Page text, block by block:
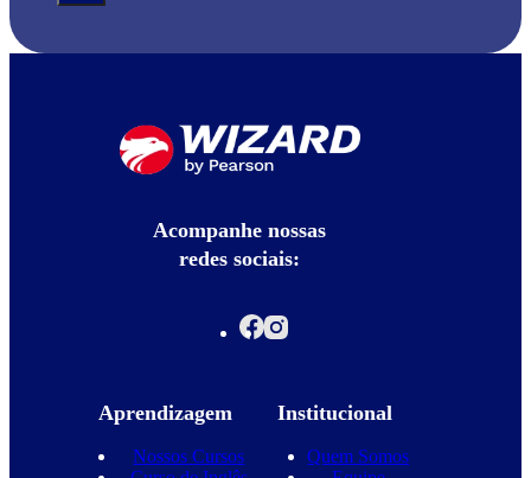
Acompanhe nossas
redes sociais:
Aprendizagem
Nossos Cursos
Institucional
Quem Somos